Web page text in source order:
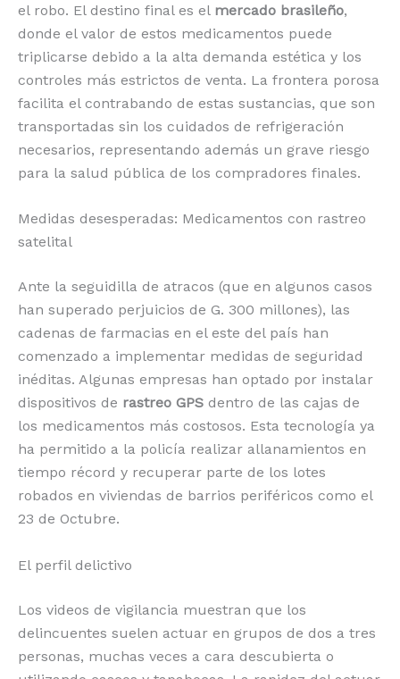
el robo. El destino final es el mercado brasileño,
donde el valor de estos medicamentos puede
triplicarse debido a la alta demanda estética y los
controles más estrictos de venta. La frontera porosa
facilita el contrabando de estas sustancias, que son
transportadas sin los cuidados de refrigeración
necesarios, representando además un grave riesgo
para la salud pública de los compradores finales.
Medidas desesperadas: Medicamentos con rastreo
satelital
Ante la seguidilla de atracos (que en algunos casos
han superado perjuicios de G. 300 millones), las
cadenas de farmacias en el este del país han
comenzado a implementar medidas de seguridad
inéditas. Algunas empresas han optado por instalar
dispositivos de rastreo GPS dentro de las cajas de
los medicamentos más costosos. Esta tecnología ya
ha permitido a la policía realizar allanamientos en
tiempo récord y recuperar parte de los lotes
robados en viviendas de barrios periféricos como el
23 de Octubre.
El perfil delictivo
Los videos de vigilancia muestran que los
delincuentes suelen actuar en grupos de dos a tres
personas, muchas veces a cara descubierta o